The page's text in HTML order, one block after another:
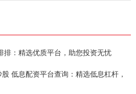
排：精选优质平台，助您投资无忧
低息配资平台查询：精选低息杠杆，